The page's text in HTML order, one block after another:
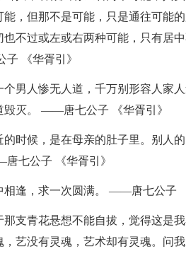
，但那不是可能，只是通往可能
也不过或左或右两种可能，只有居
《华胥引》
个男人惨无人道，千万别形容人家
毁灭。 ——唐七公子 《华胥引》
的时候，是在母亲的肚子里。别人
七公子 《华胥引》
相逢，求一次圆满。 ——唐七公子
那支青花悬想不能自拔，觉得这是
艺没有灵魂，艺术却有灵魂。问